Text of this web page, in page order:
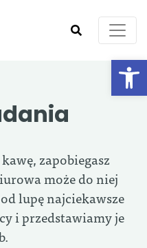
zapobiegasz
może do niej
lupę najciekawsze
i przedstawiamy je